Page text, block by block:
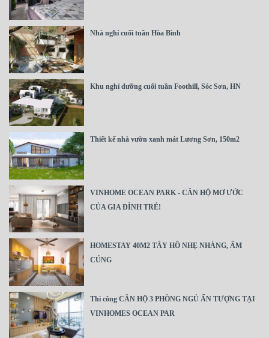
Nhà nghỉ cuối tuần Hòa Bình
Khu nghỉ dưỡng cuối tuần Foothill, Sóc Sơn, HN
Thiết kế nhà vườn xanh mát Lương Sơn, 150m2
VINHOME OCEAN PARK - CĂN HỘ MƠ ƯỚC
CỦA GIA ĐÌNH TRẺ!
HOMESTAY 40M2 TÂY HỒ NHẸ NHÀNG, ẤM
CÚNG
Thi công CĂN HỘ 3 PHÒNG NGỦ ẤN TƯỢNG TẠI
VINHOMES OCEAN PAR